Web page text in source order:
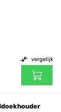
vergelijk